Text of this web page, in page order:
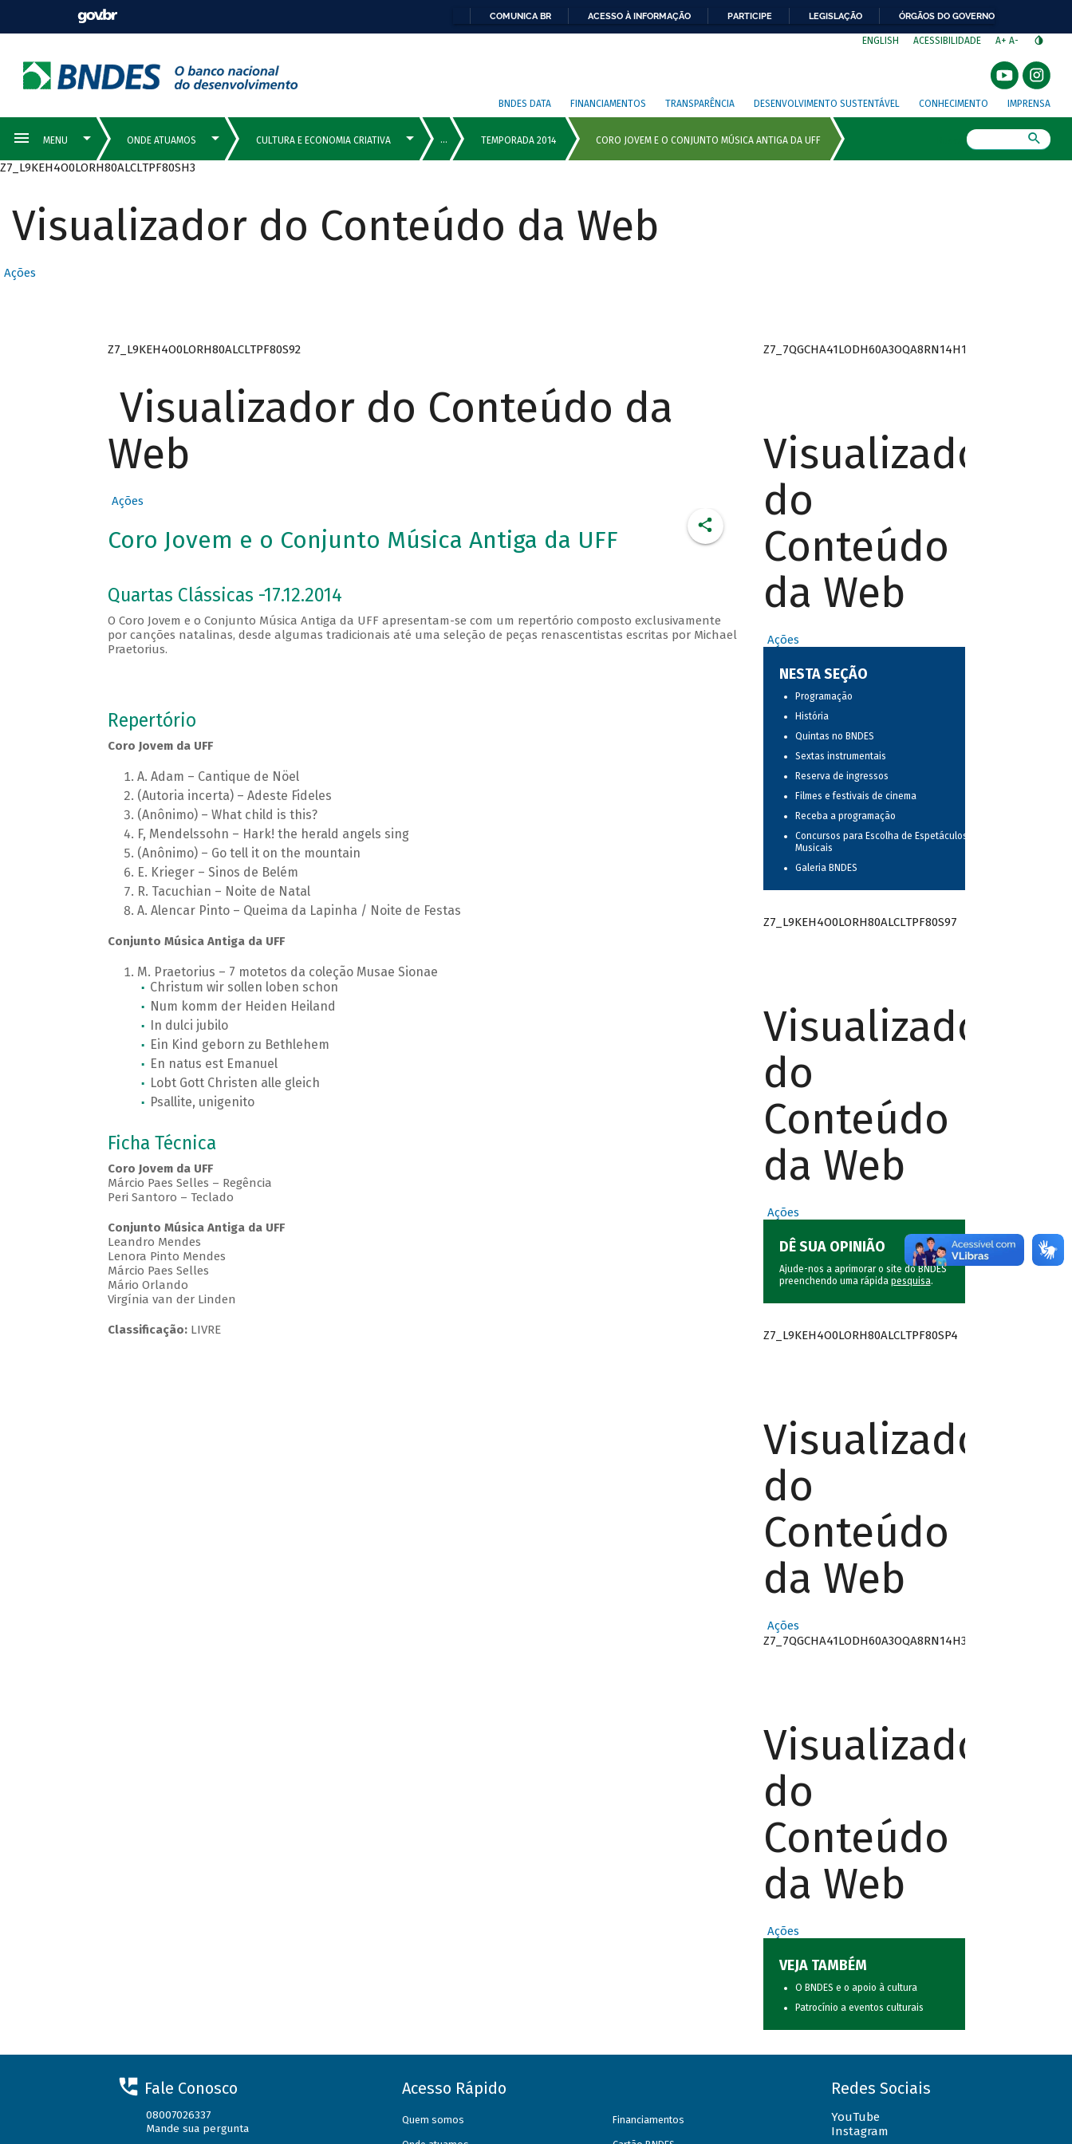
COMUNICA BR ACESSO À INFORMAÇÃO PARTICIPE LEGISLAÇÃO ÓRGÃOS DO GOVERNO
ENGLISH ACESSIBILIDADE A+ A-
BNDES DATA FINANCIAMENTOS TRANSPARÊNCIA DESENVOLVIMENTO SUSTENTÁVEL CONHECIMENTO IMPRENSA
Z7_L9KEH4O0LORH80ALCLTPF80SH3
Visualizador do Conteúdo da Web
Ações
Z7_L9KEH4O0LORH80ALCLTPF80S92
Visualizador do Conteúdo da
Web
Ações
Coro Jovem e o Conjunto Música Antiga da UFF
Quartas Clássicas -17.12.2014
O Coro Jovem e o Conjunto Música Antiga da UFF apresentam-se com um repertório composto exclusivamente
por canções natalinas, desde algumas tradicionais até uma seleção de peças renascentistas escritas por Michael
Praetorius.
Repertório
Coro Jovem da UFF
A. Adam – Cantique de Nöel
(Autoria incerta) – Adeste Fideles
(Anônimo) – What child is this?
F, Mendelssohn – Hark! the herald angels sing
(Anônimo) – Go tell it on the mountain
E. Krieger – Sinos de Belém
R. Tacuchian – Noite de Natal
A. Alencar Pinto – Queima da Lapinha / Noite de Festas
Conjunto Música Antiga da UFF
M. Praetorius – 7 motetos da coleção Musae Sionae
Christum wir sollen loben schon
Num komm der Heiden Heiland
In dulci jubilo
Ein Kind geborn zu Bethlehem
En natus est Emanuel
Lobt Gott Christen alle gleich
Psallite, unigenito
Ficha Técnica
Coro Jovem da UFF
Márcio Paes Selles – Regência
Peri Santoro – Teclado
Conjunto Música Antiga da UFF
Leandro Mendes
Lenora Pinto Mendes
Márcio Paes Selles
Mário Orlando
Virgínia van der Linden
Classificação:LIVRE
Z7_7QGCHA41LODH60A3OQA8RN14H1
Visualizador
do
Conteúdo
da Web
Ações
NESTA SEÇÃO
Programação
História
Quintas no BNDES
Sextas instrumentais
Reserva de ingressos
Filmes e festivais de cinema
Receba a programação
Concursos para Escolha de Espetáculos
Musicais
Galeria BNDES
Z7_L9KEH4O0LORH80ALCLTPF80S97
Visualizador
do
Conteúdo
da Web
Ações
DÊ SUA OPINIÃO
Ajude-nos a aprimorar o site do BNDES
preenchendo uma rápida pesquisa.
Z7_L9KEH4O0LORH80ALCLTPF80SP4
Visualizador
do
Conteúdo
da Web
Ações
Z7_7QGCHA41LODH60A3OQA8RN14H3
Visualizador
do
Conteúdo
da Web
Ações
VEJA TAMBÉM
O BNDES e o apoio à cultura
Patrocínio a eventos culturais
Fale Conosco
08007026337
Mande sua pergunta
Acesso Rápido
Quem somos Financiamentos
Redes Sociais
YouTube
Instagram